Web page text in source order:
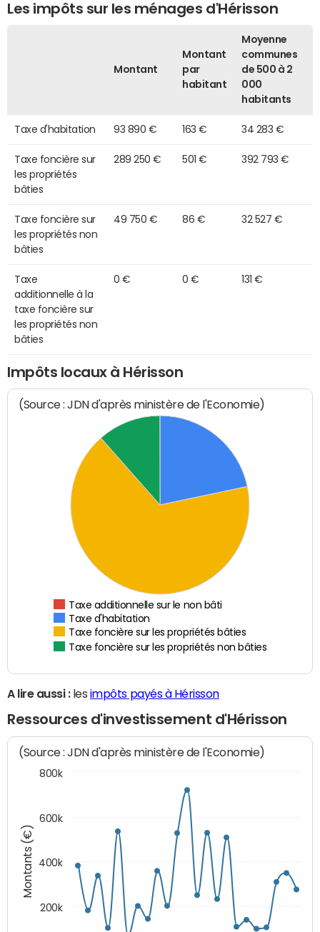
Les impôts sur les ménages d'Hérisson
Montant
Montant
par
habitant
Moyenne
communes
de 500 à 2
000
habitants
Taxe d'habitation 93 890 € 163 € 34 283 €
Taxe foncière sur
les propriétés
bâties
289 250 € 501 € 392 793 €
Taxe foncière sur
les propriétés non
bâties
49 750 € 86 € 32 527 €
Taxe
additionnelle à la
taxe foncière sur
les propriétés non
bâties
0 € 0 € 131 €
Impôts locaux à Hérisson
(Source : JDN d'après ministère de l'Economie)
Taxe additionnelle sur le non bâti
Taxe d'habitation
Taxe foncière sur les propriétés bâties
Taxe foncière sur les propriétés non bâties
A lire aussi :les impôts payés à Hérisson
Ressources d'investissement d'Hérisson
Montants (€)
(Source : JDN d'après ministère de l'Economie)
200k
400k
600k
800k